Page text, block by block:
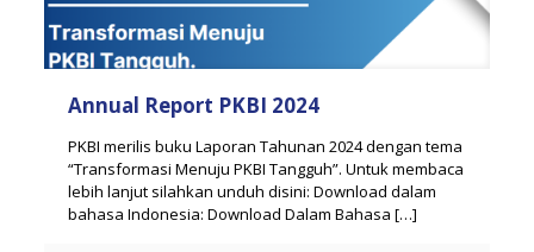
Annual Report PKBI 2024
PKBI merilis buku Laporan Tahunan 2024 dengan tema
“Transformasi Menuju PKBI Tangguh”. Untuk membaca
lebih lanjut silahkan unduh disini: Download dalam
bahasa Indonesia: Download Dalam Bahasa […]